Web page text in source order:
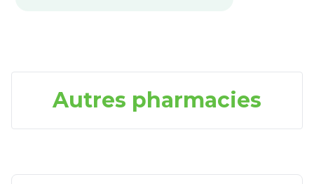
Autres pharmacies